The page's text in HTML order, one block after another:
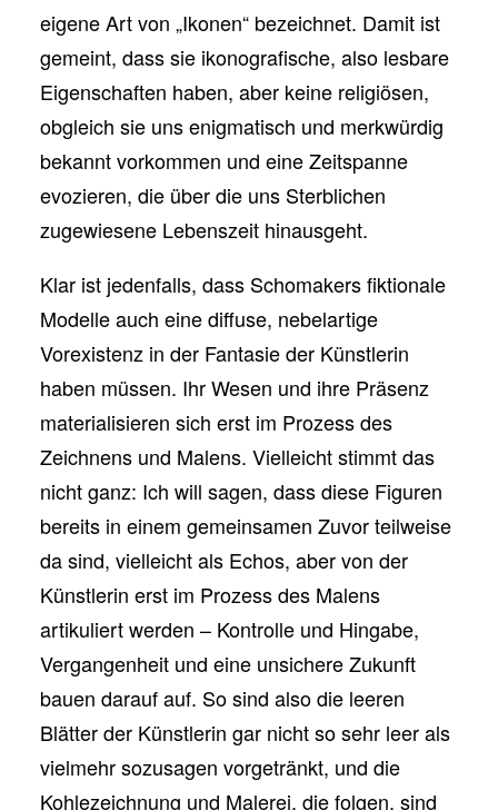
eigene Art von „Ikonen“ bezeichnet. Damit ist
gemeint, dass sie ikonografische, also lesbare
Eigenschaften haben, aber keine religiösen,
obgleich sie uns enigmatisch und merkwürdig
bekannt vorkommen und eine Zeitspanne
evozieren, die über die uns Sterblichen
zugewiesene Lebenszeit hinausgeht.
Klar ist jedenfalls, dass Schomakers fiktionale
Modelle auch eine diffuse, nebelartige
Vorexistenz in der Fantasie der Künstlerin
haben müssen. Ihr Wesen und ihre Präsenz
materialisieren sich erst im Prozess des
Zeichnens und Malens. Vielleicht stimmt das
nicht ganz: Ich will sagen, dass diese Figuren
bereits in einem gemeinsamen Zuvor teilweise
da sind, vielleicht als Echos, aber von der
Künstlerin erst im Prozess des Malens
artikuliert werden – Kontrolle und Hingabe,
Vergangenheit und eine unsichere Zukunft
bauen darauf auf. So sind also die leeren
Blätter der Künstlerin gar nicht so sehr leer als
vielmehr sozusagen vorgetränkt, und die
Kohlezeichnung und Malerei, die folgen, sind